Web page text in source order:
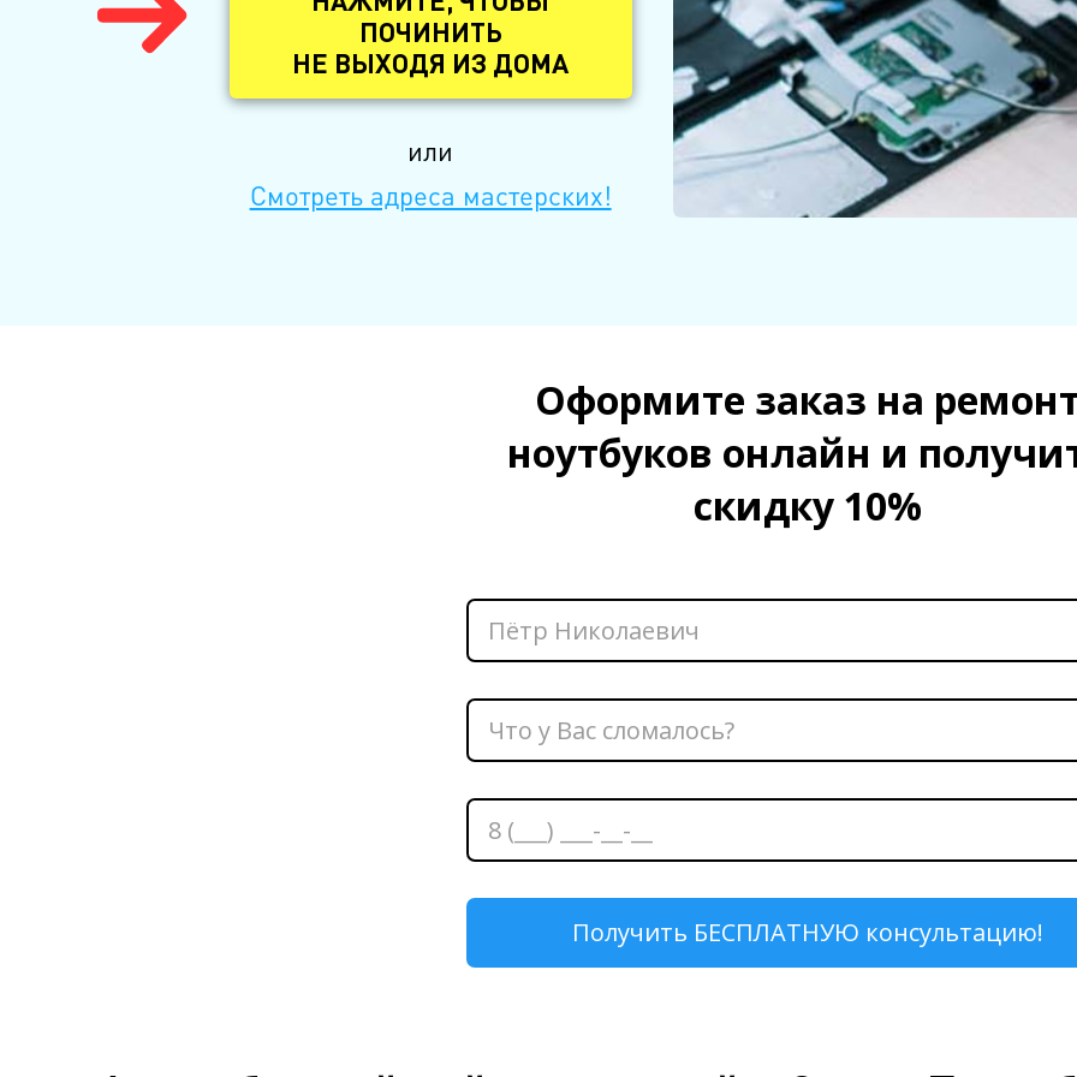
ПОЧИНИТЬ
НЕ ВЫХОДЯ ИЗ ДОМА
или
Смотреть адреса мастерских!
Оформите заказ на
ноутбуков онлайн и
скидку 10%